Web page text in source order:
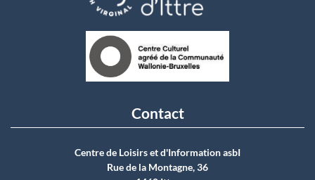
Contact
Centre de Loisirs et d'Information asbI
Rue de la Montagne, 36